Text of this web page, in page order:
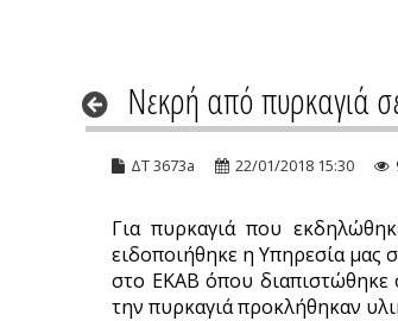
Νεκρή από πυρκαγιά
ΔΤ 3673a 22/01/2018 15:30
Για πυρκαγιά που
ειδοποιήθηκε η Υπηρεσία μας
στο ΕΚΑΒ όπου διαπιστώθηκε
την πυρκαγιά προκλήθηκαν